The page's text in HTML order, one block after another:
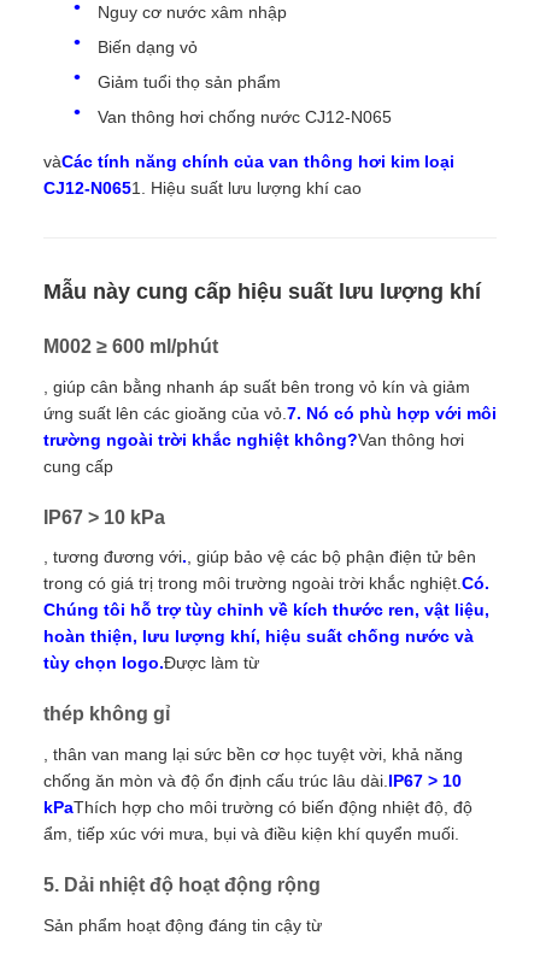
Nguy cơ nước xâm nhập
Biến dạng vỏ
Giảm tuổi thọ sản phẩm
Van thông hơi chống nước CJ12-N065
vàCác tính năng chính của van thông hơi kim loại
CJ12-N0651. Hiệu suất lưu lượng khí cao
Mẫu này cung cấp hiệu suất lưu lượng khí
M002 ≥ 600 ml/phút
, giúp cân bằng nhanh áp suất bên trong vỏ kín và giảm
ứng suất lên các gioăng của vỏ. 7. Nó có phù hợp với môi
trường ngoài trời khắc nghiệt không?Van thông hơi
cung cấp
IP67 > 10 kPa
, tương đương với., giúp bảo vệ các bộ phận điện tử bên
trong có giá trị trong môi trường ngoài trời khắc nghiệt.Có.
Chúng tôi hỗ trợ tùy chỉnh về kích thước ren, vật liệu,
hoàn thiện, lưu lượng khí, hiệu suất chống nước và
tùy chọn logo.Được làm từ
thép không gỉ
, thân van mang lại sức bền cơ học tuyệt vời, khả năng
chống ăn mòn và độ ổn định cấu trúc lâu dài. IP67 > 10
kPaThích hợp cho môi trường có biến động nhiệt độ, độ
ẩm, tiếp xúc với mưa, bụi và điều kiện khí quyển muối.
5. Dải nhiệt độ hoạt động rộng
Sản phẩm hoạt động đáng tin cậy từ